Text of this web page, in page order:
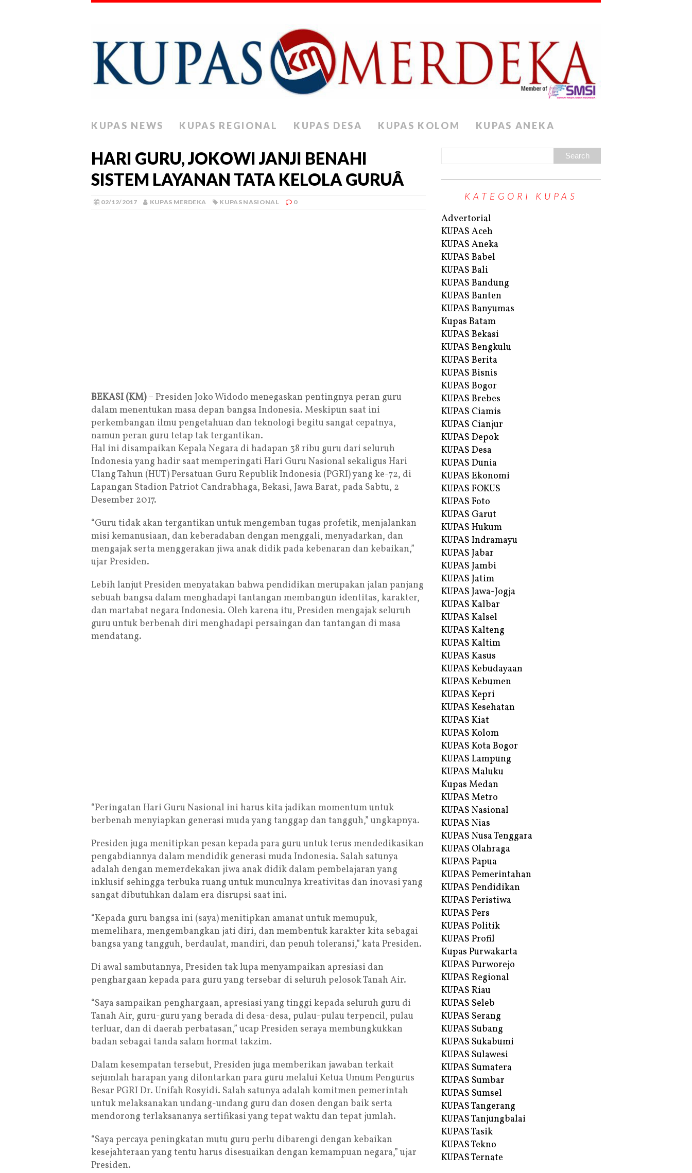
KUPAS NEWS KUPAS REGIONAL KUPAS DESA KUPAS KOLOM KUPAS ANEKA
HARI GURU, JOKOWI JANJI BENAHI
SISTEM LAYANAN TATA KELOLA GURUÂ
02/12/2017 KUPAS MERDEKA KUPAS NASIONAL 0
BEKASI (KM)– Presiden Joko Widodo menegaskan pentingnya peran guru
dalam menentukan masa depan bangsa Indonesia. Meskipun saat ini
perkembangan ilmu pengetahuan dan teknologi begitu sangat cepatnya,
namun peran guru tetap tak tergantikan.
Hal ini disampaikan Kepala Negara di hadapan 38 ribu guru dari seluruh
Indonesia yang hadir saat memperingati Hari Guru Nasional sekaligus Hari
Ulang Tahun (HUT) Persatuan Guru Republik Indonesia (PGRI) yang ke-72, di
Lapangan Stadion Patriot Candrabhaga, Bekasi, Jawa Barat, pada Sabtu, 2
Desember 2017.
“Guru tidak akan tergantikan untuk mengemban tugas profetik, menjalankan
misi kemanusiaan, dan keberadaban dengan menggali, menyadarkan, dan
mengajak serta menggerakan jiwa anak didik pada kebenaran dan kebaikan,”
ujar Presiden.
Lebih lanjut Presiden menyatakan bahwa pendidikan merupakan jalan panjang
sebuah bangsa dalam menghadapi tantangan membangun identitas, karakter,
dan martabat negara Indonesia. Oleh karena itu, Presiden mengajak seluruh
guru untuk berbenah diri menghadapi persaingan dan tantangan di masa
mendatang.
“Peringatan Hari Guru Nasional ini harus kita jadikan momentum untuk
berbenah menyiapkan generasi muda yang tanggap dan tangguh,” ungkapnya.
Presiden juga menitipkan pesan kepada para guru untuk terus mendedikasikan
pengabdiannya dalam mendidik generasi muda Indonesia. Salah satunya
adalah dengan memerdekakan jiwa anak didik dalam pembelajaran yang
inklusif sehingga terbuka ruang untuk munculnya kreativitas dan inovasi yang
sangat dibutuhkan dalam era disrupsi saat ini.
“Kepada guru bangsa ini (saya) menitipkan amanat untuk memupuk,
memelihara, mengembangkan jati diri, dan membentuk karakter kita sebagai
bangsa yang tangguh, berdaulat, mandiri, dan penuh toleransi,” kata Presiden.
Di awal sambutannya, Presiden tak lupa menyampaikan apresiasi dan
penghargaan kepada para guru yang tersebar di seluruh pelosok Tanah Air.
“Saya sampaikan penghargaan, apresiasi yang tinggi kepada seluruh guru di
Tanah Air, guru-guru yang berada di desa-desa, pulau-pulau terpencil, pulau
terluar, dan di daerah perbatasan,” ucap Presiden seraya membungkukkan
badan sebagai tanda salam hormat takzim.
Dalam kesempatan tersebut, Presiden juga memberikan jawaban terkait
sejumlah harapan yang dilontarkan para guru melalui Ketua Umum Pengurus
Besar PGRI Dr. Unifah Rosyidi. Salah satunya adalah komitmen pemerintah
untuk melaksanakan undang-undang guru dan dosen dengan baik serta
mendorong terlaksananya sertifikasi yang tepat waktu dan tepat jumlah.
“Saya percaya peningkatan mutu guru perlu dibarengi dengan kebaikan
kesejahteraan yang tentu harus disesuaikan dengan kemampuan negara,” ujar
Presiden.
KATEGORI KUPAS
Advertorial
KUPAS Aceh
KUPAS Aneka
KUPAS Babel
KUPAS Bali
KUPAS Bandung
KUPAS Banten
KUPAS Banyumas
Kupas Batam
KUPAS Bekasi
KUPAS Bengkulu
KUPAS Berita
KUPAS Bisnis
KUPAS Bogor
KUPAS Brebes
KUPAS Ciamis
KUPAS Cianjur
KUPAS Depok
KUPAS Desa
KUPAS Dunia
KUPAS Ekonomi
KUPAS FOKUS
KUPAS Foto
KUPAS Garut
KUPAS Hukum
KUPAS Indramayu
KUPAS Jabar
KUPAS Jambi
KUPAS Jatim
KUPAS Jawa-Jogja
KUPAS Kalbar
KUPAS Kalsel
KUPAS Kalteng
KUPAS Kaltim
KUPAS Kasus
KUPAS Kebudayaan
KUPAS Kebumen
KUPAS Kepri
KUPAS Kesehatan
KUPAS Kiat
KUPAS Kolom
KUPAS Kota Bogor
KUPAS Lampung
KUPAS Maluku
Kupas Medan
KUPAS Metro
KUPAS Nasional
KUPAS Nias
KUPAS Nusa Tenggara
KUPAS Olahraga
KUPAS Papua
KUPAS Pemerintahan
KUPAS Pendidikan
KUPAS Peristiwa
KUPAS Pers
KUPAS Politik
KUPAS Profil
Kupas Purwakarta
KUPAS Purworejo
KUPAS Regional
KUPAS Riau
KUPAS Seleb
KUPAS Serang
KUPAS Subang
KUPAS Sukabumi
KUPAS Sulawesi
KUPAS Sumatera
KUPAS Sumbar
KUPAS Sumsel
KUPAS Tangerang
KUPAS Tanjungbalai
KUPAS Tasik
KUPAS Tekno
KUPAS Ternate